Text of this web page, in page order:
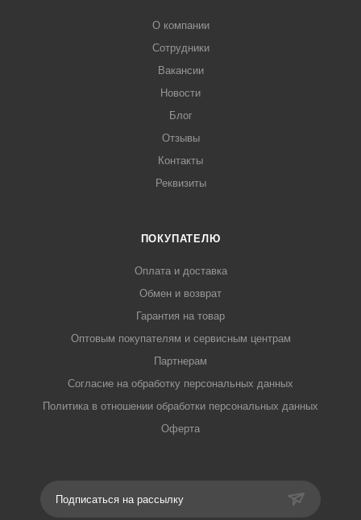
О компании
Сотрудники
Вакансии
Новости
Блог
Отзывы
Контакты
Реквизиты
ПОКУПАТЕЛЮ
Оплата и доставка
Обмен и возврат
Гарантия на товар
Оптовым покупателям и сервисным центрам
Партнерам
Согласие на обработку персональных данных
Политика в отношении обработки персональных данных
Оферта
Подписаться на рассылку